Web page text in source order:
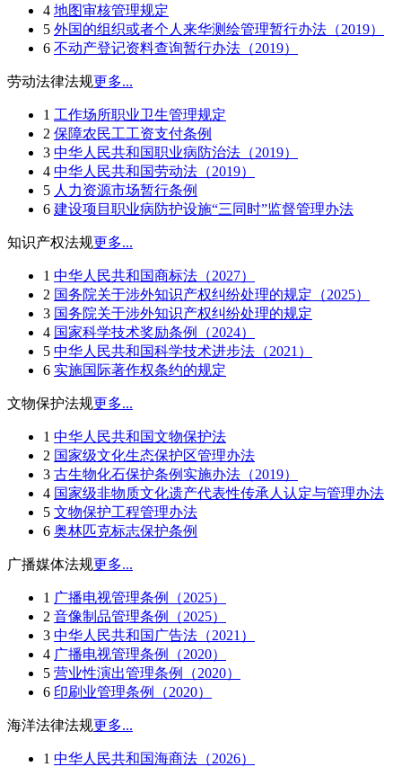
4 地图审核管理规定
5 外国的组织或者个人来华测绘管理暂行办法（2019）
6 不动产登记资料查询暂行办法（2019）
劳动法律法规更多...
1 工作场所职业卫生管理规定
2 保障农民工工资支付条例
3 中华人民共和国职业病防治法（2019）
4 中华人民共和国劳动法（2019）
5 人力资源市场暂行条例
6 建设项目职业病防护设施“三同时”监督管理办法
知识产权法规更多...
1 中华人民共和国商标法（2027）
2 国务院关于涉外知识产权纠纷处理的规定（2025）
3 国务院关于涉外知识产权纠纷处理的规定
4 国家科学技术奖励条例（2024）
5 中华人民共和国科学技术进步法（2021）
6 实施国际著作权条约的规定
文物保护法规更多...
1 中华人民共和国文物保护法
2 国家级文化生态保护区管理办法
3 古生物化石保护条例实施办法（2019）
4 国家级非物质文化遗产代表性传承人认定与管理办法
5 文物保护工程管理办法
6 奥林匹克标志保护条例
广播媒体法规更多...
1 广播电视管理条例（2025）
2 音像制品管理条例（2025）
3 中华人民共和国广告法（2021）
4 广播电视管理条例（2020）
5 营业性演出管理条例（2020）
6 印刷业管理条例（2020）
海洋法律法规更多...
1 中华人民共和国海商法（2026）